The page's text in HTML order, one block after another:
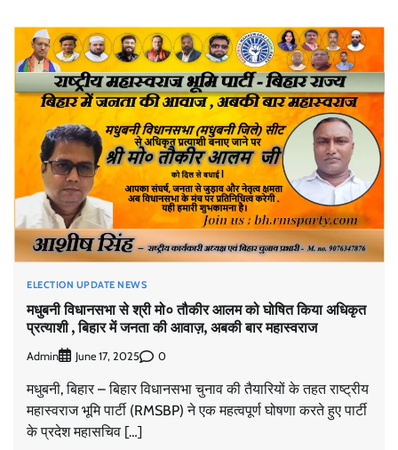
ELECTION UPDATE NEWS
मधुबनी विधानसभा से श्री मो० तौकीर आलम को घोषित किया अधिकृत
प्रत्याशी , बिहार में जनता की आवाज़, अबकी बार महास्वराज
Admin June 17, 2025 0
मधुबनी, बिहार – बिहार विधानसभा चुनाव की तैयारियों के तहत राष्ट्रीय
महास्वराज भूमि पार्टी (RMSBP) ने एक महत्वपूर्ण घोषणा करते हुए पार्टी
के प्रदेश महासचिव […]
मुंबई से उत्तर प्रदेश तक राजनीतिक विस्तार, महास्वराज पार्टी ने
तेज़ की चुनावी रणनीति
Admin January 1, 2026 0
नामांकन मंज़ूर, 3 जनवरी को मिलेगा चुनाव चिन्ह
Admin December 31, 2025 0